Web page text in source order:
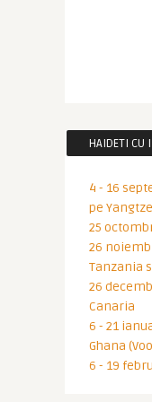
HAIDETI CU
4 - 16
pe
25
26
Tanzania
26
Canaria
6 - 21
Ghana
6 - 19